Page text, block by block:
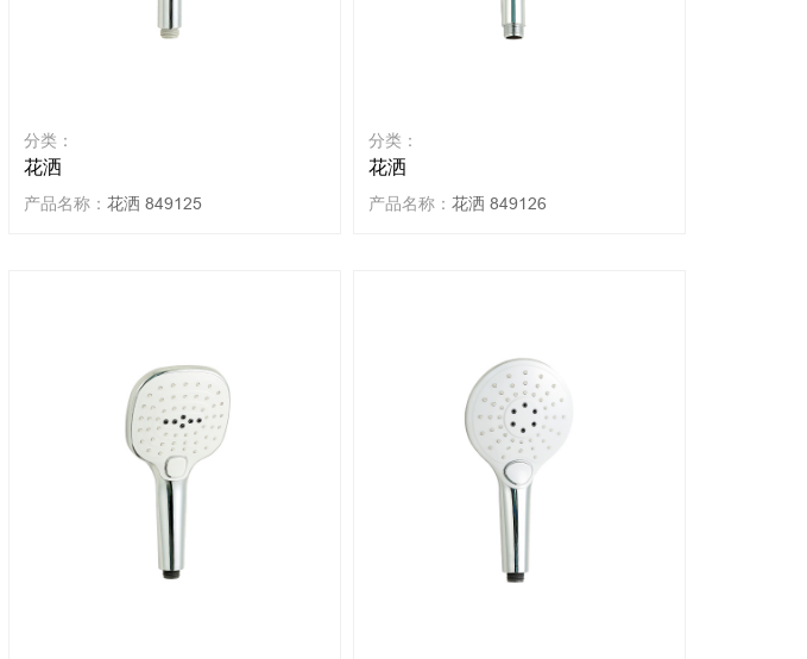
分类：
花洒
产品名称： 花洒 849125
分类：
花洒
产品名称： 花洒 849126